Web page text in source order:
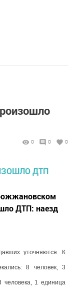
0 0 0
ДТП: наезд
уточняются. К
8 человек, 3
1 единица